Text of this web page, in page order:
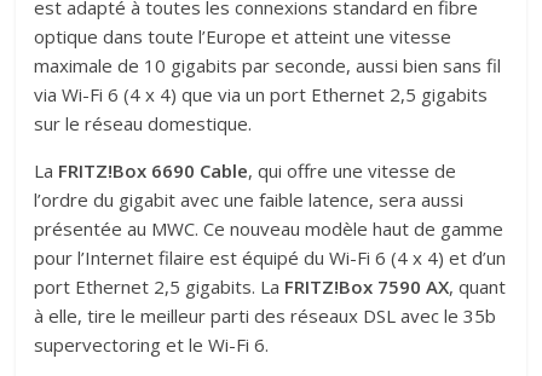
est adapté à toutes les connexions standard en fibre
optique dans toute l’Europe et atteint une vitesse
maximale de 10 gigabits par seconde, aussi bien sans fil
via Wi-Fi 6 (4 x 4) que via un port Ethernet 2,5 gigabits
sur le réseau domestique.
La FRITZ!Box 6690 Cable, qui offre une vitesse de
l’ordre du gigabit avec une faible latence, sera aussi
présentée au MWC. Ce nouveau modèle haut de gamme
pour l’Internet filaire est équipé du Wi-Fi 6 (4 x 4) et d’un
port Ethernet 2,5 gigabits. La FRITZ!Box 7590 AX, quant
à elle, tire le meilleur parti des réseaux DSL avec le 35b
supervectoring et le Wi-Fi 6.